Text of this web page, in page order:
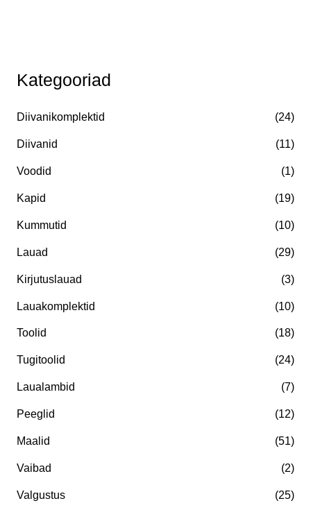
Kategooriad
Diivanikomplektid (24)
Diivanid (11)
Voodid (1)
Kapid (19)
Kummutid (10)
Lauad (29)
Kirjutuslauad (3)
Lauakomplektid (10)
Toolid (18)
Tugitoolid (24)
Laualambid (7)
Peeglid (12)
Maalid (51)
Vaibad (2)
Valgustus (25)
t
i
: